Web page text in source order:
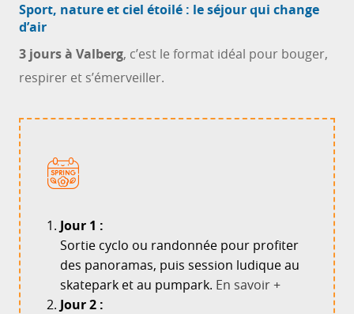
Sport, nature et ciel étoilé : le séjour qui change
d’air
3 jours à Valberg, c’est le format idéal pour bouger,
respirer et s’émerveiller.
Jour 1 :
Sortie cyclo ou randonnée pour profiter
des panoramas, puis session ludique au
skatepark et au pumpark. En savoir +
Jour 2 :